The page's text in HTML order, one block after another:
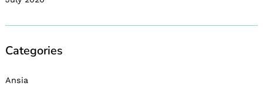
Categories
Ansia